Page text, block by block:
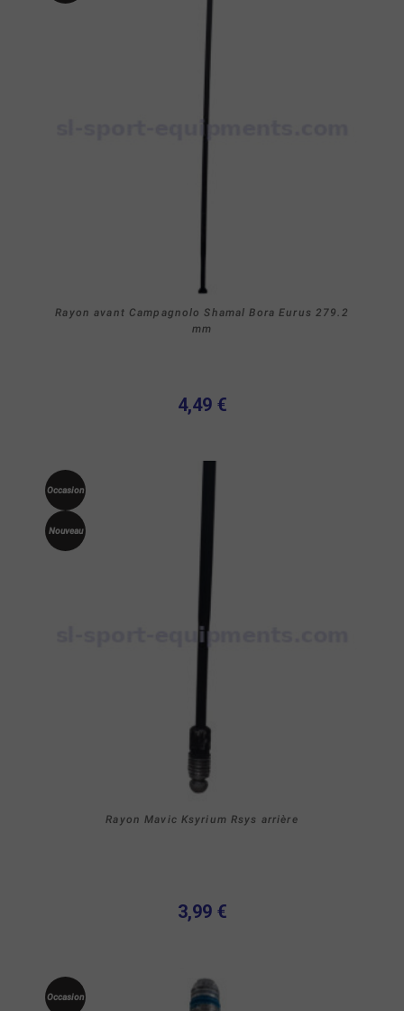
Rayon avant Campagnolo Shamal Bora Eurus 279.2
mm
4,49 €
Occasion
Nouveau
Rayon Mavic Ksyrium Rsys arrière
3,99 €
Occasion